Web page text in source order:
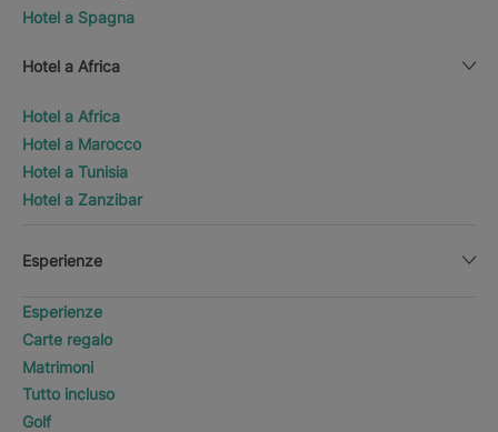
Hotel a Spagna
Hotel a Africa
Hotel a Africa
Hotel a Marocco
Hotel a Tunisia
Hotel a Zanzibar
Esperienze
Esperienze
Carte regalo
Matrimoni
Tutto incluso
Golf